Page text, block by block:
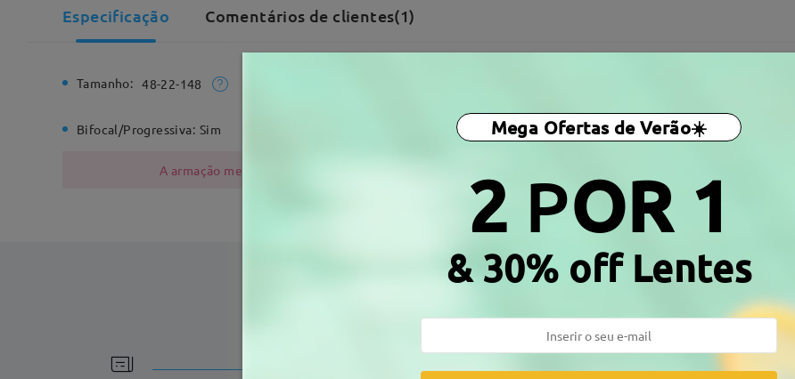
Especificação Comentários de clientes(1)
Tamanho: 48-22-148
Bifocal/Progressiva: Sim Dobradiça da Mola: Material: Acetato ,Metal
A armação metálica contém níquel devido ao processo de produção. Os clientes com histórico de alergia
Mega Ofertas de Verão☀️
2 POR 1
& 30% off Lentes